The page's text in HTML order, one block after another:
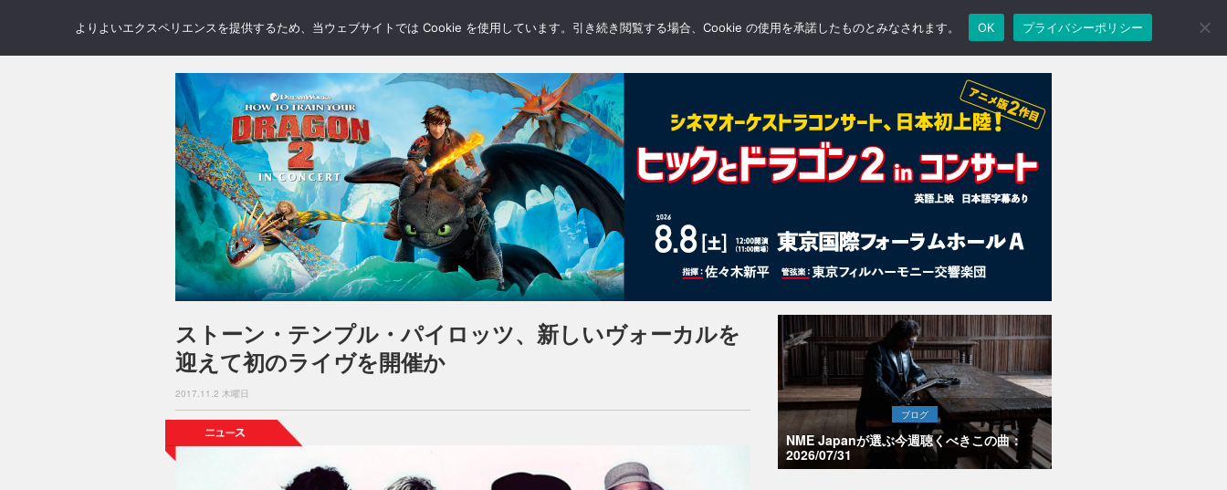
NEWS REVIEWS GALLERY BLOGS FEATURE
ストーン・テンプル・パイロッツ、新しいヴォーカルを
迎えて初のライヴを開催か
2017.11.2 木曜日
ブログ
NME Japanが選ぶ今週聴くべきこの曲：
2026/07/31
よりよいエクスペリエンスを提供するため、当ウェブサイトでは Cookie を使用しています。引き続き閲覧する場合、Cookie の使用を承諾したものとみなされます。 OK プライバシーポリシー